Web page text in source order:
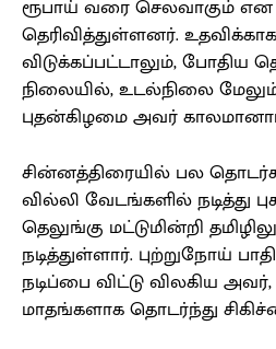
ரூபாய் வரை செலவாகும் என
தெரிவித்துள்ளனர்.
விடுக்கப்பட்டாலும், போதிய
நிலையில், உடல்நிலை
புதன்கிழமை அவர்
சின்னத்திரையில் பல
வில்லி வேடங்களில் நடித்து
தெலுங்கு மட்டுமின்றி
நடித்துள்ளார். புற்றுநோய்
நடிப்பை விட்டு விலகிய
மாதங்களாக தொடர்ந்து